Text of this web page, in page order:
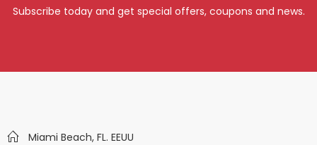
Subscribe today and get special offers, coupons and news.
Miami Beach, FL. EEUU